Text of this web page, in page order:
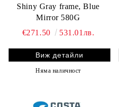
Shiny Gray frame, Blue
Mirror 580G
€271.50
531.01лв.
Виж детайли
Няма наличност